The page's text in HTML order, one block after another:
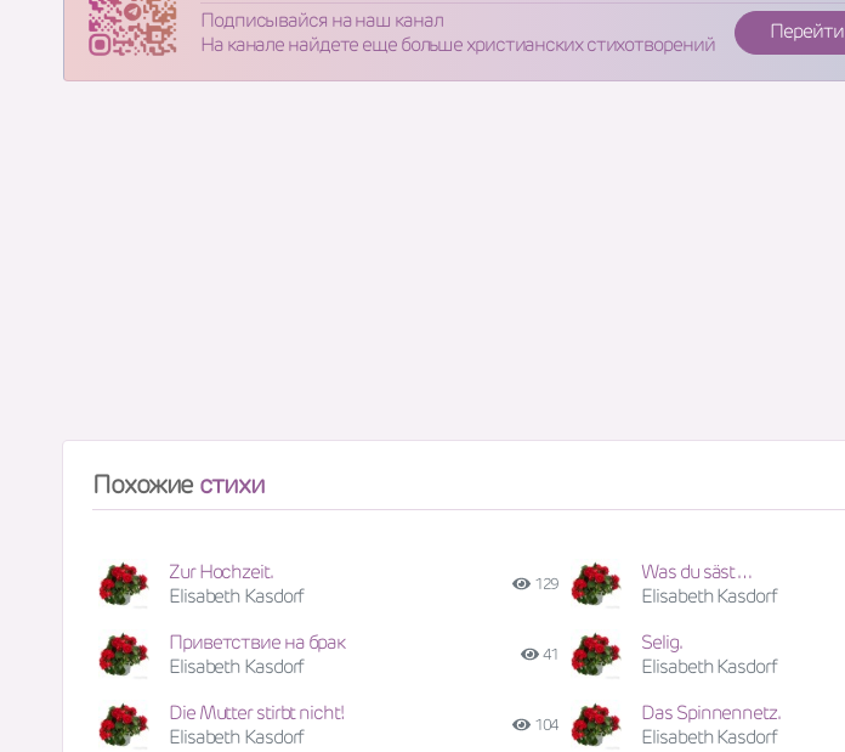
Подписывайся на наш канал
На канале найдете еще больше христианских стихотворений
Перейти
Похожие стихи
Zur Hochzeit.
Elisabeth Kasdorf
129
Was du säst …
Elisabeth Kasdorf
Приветствие на брак
Elisabeth Kasdorf
41
Selig.
Elisabeth Kasdorf
Die Mutter stirbt nicht!
Elisabeth Kasdorf
104
Das Spinnennetz.
Elisabeth Kasdorf